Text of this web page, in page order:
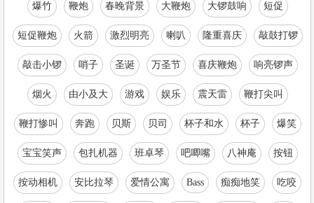
爆竹 鞭炮 春晚背景 大鞭炮 大锣鼓响 短促
短促鞭炮 火箭 激烈明亮 喇叭 隆重喜庆 敲鼓打锣
敲击小锣 哨子 圣诞 万圣节 喜庆鞭炮 响亮锣声
烟火 由小及大 游戏 娱乐 震天雷 鞭打尖叫
鞭打惨叫 奔跑 贝斯 贝司 杯子和水 杯子 爆笑
宝宝笑声 包扎机器 班卓琴 吧唧嘴 八神庵 按钮
按动相机 安比拉琴 爱情公寓 Bass 痴痴地笑 吃咬